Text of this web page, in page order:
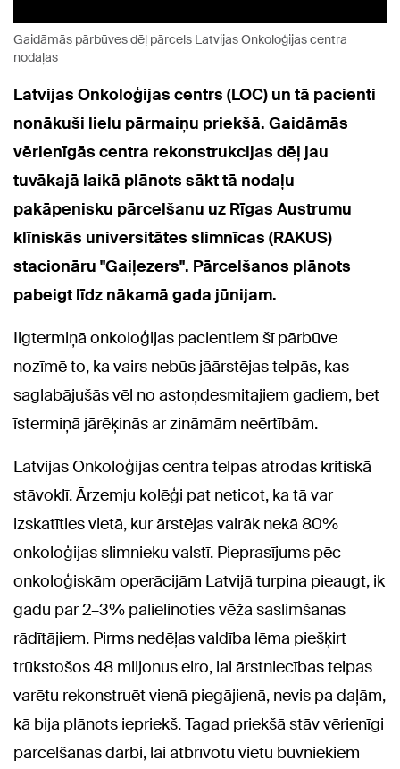
Gaidāmās pārbūves dēļ pārcels Latvijas Onkoloģijas centra
nodaļas
Latvijas Onkoloģijas centrs (LOC) un tā pacienti
nonākuši lielu pārmaiņu priekšā. Gaidāmās
vērienīgās centra rekonstrukcijas dēļ jau
tuvākajā laikā plānots sākt tā nodaļu
pakāpenisku pārcelšanu uz Rīgas Austrumu
klīniskās universitātes slimnīcas (RAKUS)
stacionāru "Gaiļezers". Pārcelšanos plānots
pabeigt līdz nākamā gada jūnijam.
Ilgtermiņā onkoloģijas pacientiem šī pārbūve
nozīmē to, ka vairs nebūs jāārstējas telpās, kas
saglabājušās vēl no astoņdesmitajiem gadiem, bet
īstermiņā jārēķinās ar zināmām neērtībām.
Latvijas Onkoloģijas centra telpas atrodas kritiskā
stāvoklī. Ārzemju kolēģi pat neticot, ka tā var
izskatīties vietā, kur ārstējas vairāk nekā 80%
onkoloģijas slimnieku valstī. Pieprasījums pēc
onkoloģiskām operācijām Latvijā turpina pieaugt, ik
gadu par 2–3% palielinoties vēža saslimšanas
rādītājiem. Pirms nedēļas valdība lēma piešķirt
trūkstošos 48 miljonus eiro, lai ārstniecības telpas
varētu rekonstruēt vienā piegājienā, nevis pa daļām,
kā bija plānots iepriekš. Tagad priekšā stāv vērienīgi
pārcelšanās darbi, lai atbrīvotu vietu būvniekiem